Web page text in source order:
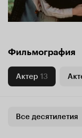
Фильмография
Актер 13
Все десятилетия